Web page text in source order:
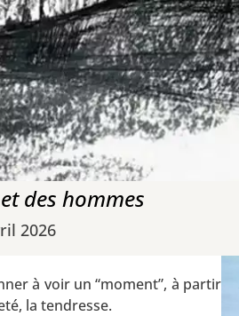
des hommes
2026
à voir un “moment”, à partir
la tendresse.